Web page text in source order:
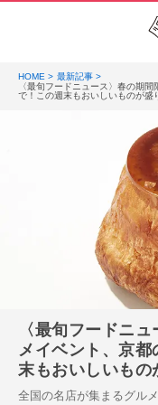
HOME
最新記事
〈最旬フードニュース〉春の期
で！この週末もおいしいものが盛
〈最旬フードニ
メイベント、京
末もおいしいもの
全国の名店が集まるグル